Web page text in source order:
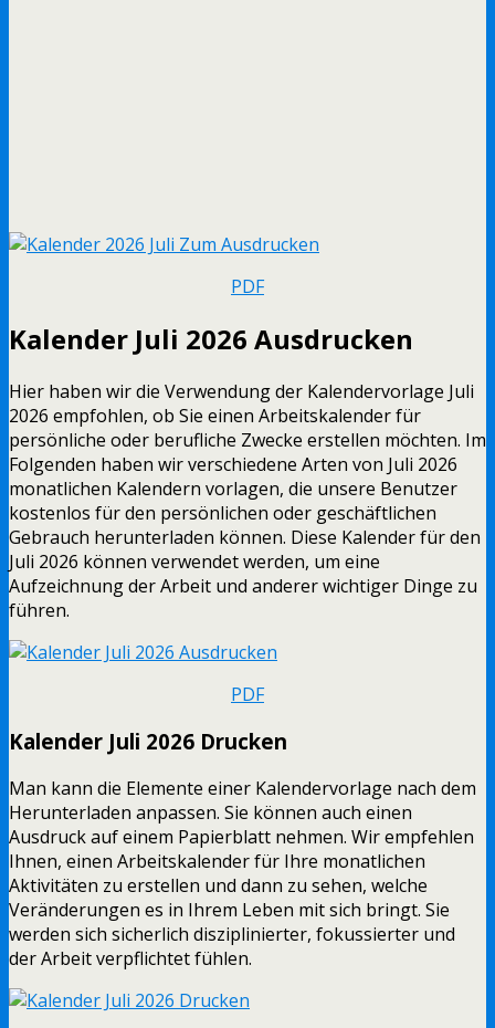
PDF
Kalender Juli 2026 Ausdrucken
Hier haben wir die Verwendung der Kalendervorlage Juli
2026 empfohlen, ob Sie einen Arbeitskalender für
persönliche oder berufliche Zwecke erstellen möchten. Im
Folgenden haben wir verschiedene Arten von Juli 2026
monatlichen Kalendern vorlagen, die unsere Benutzer
kostenlos für den persönlichen oder geschäftlichen
Gebrauch herunterladen können. Diese Kalender für den
Juli 2026 können verwendet werden, um eine
Aufzeichnung der Arbeit und anderer wichtiger Dinge zu
führen.
PDF
Kalender Juli 2026 Drucken
Man kann die Elemente einer Kalendervorlage nach dem
Herunterladen anpassen. Sie können auch einen
Ausdruck auf einem Papierblatt nehmen. Wir empfehlen
Ihnen, einen Arbeitskalender für Ihre monatlichen
Aktivitäten zu erstellen und dann zu sehen, welche
Veränderungen es in Ihrem Leben mit sich bringt. Sie
werden sich sicherlich disziplinierter, fokussierter und
der Arbeit verpflichtet fühlen.